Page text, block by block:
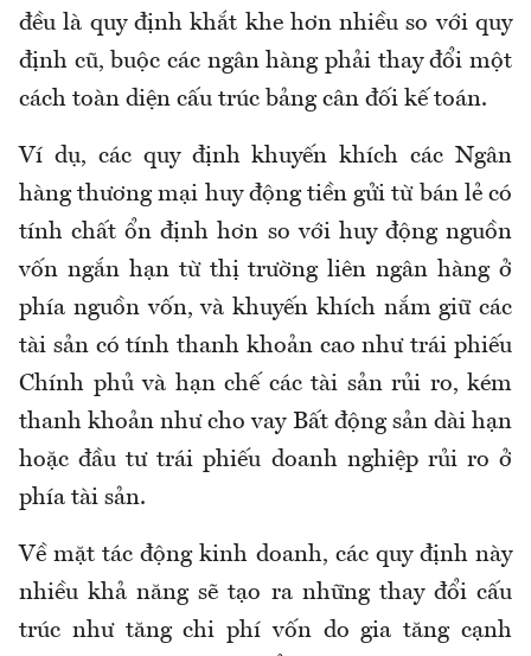
đều là quy định khắt khe hơn nhiều so với quy
định cũ, buộc các ngân hàng phải thay đổi một
cách toàn diện cấu trúc bảng cân đối kế toán.
Ví dụ, các quy định khuyến khích các Ngân
hàng thương mại huy động tiền gửi từ bán lẻ có
tính chất ổn định hơn so với huy động nguồn
vốn ngắn hạn từ thị trường liên ngân hàng ở
phía nguồn vốn, và khuyến khích nắm giữ các
tài sản có tính thanh khoản cao như trái phiếu
Chính phủ và hạn chế các tài sản rủi ro, kém
thanh khoản như cho vay Bất động sản dài hạn
hoặc đầu tư trái phiếu doanh nghiệp rủi ro ở
phía tài sản.
Về mặt tác động kinh doanh, các quy định này
nhiều khả năng sẽ tạo ra những thay đổi cấu
trúc như tăng chi phí vốn do gia tăng cạnh